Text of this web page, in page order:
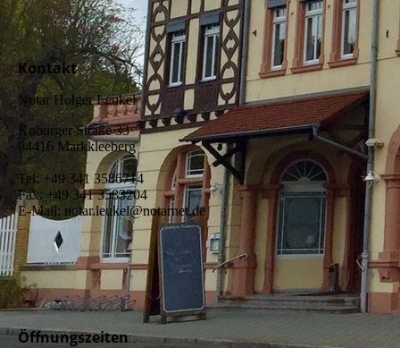
Kontakt
Notar Holger Leukel
Koburger Straße 33
04416 Markkleeberg
Tel: +49 341 3586714
Fax: +49 341 3583204
E-Mail: notar.leukel@notarnet.de
Öffnungszeiten